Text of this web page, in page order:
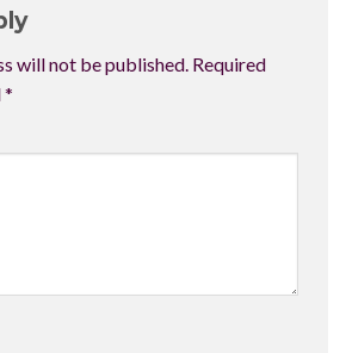
will not be published. Required
*